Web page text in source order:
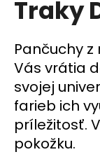
Traky
Pančuchy
Vás vrátia
svojej
farieb ich
príležitosť.
pokožku.
á
s
ť
?